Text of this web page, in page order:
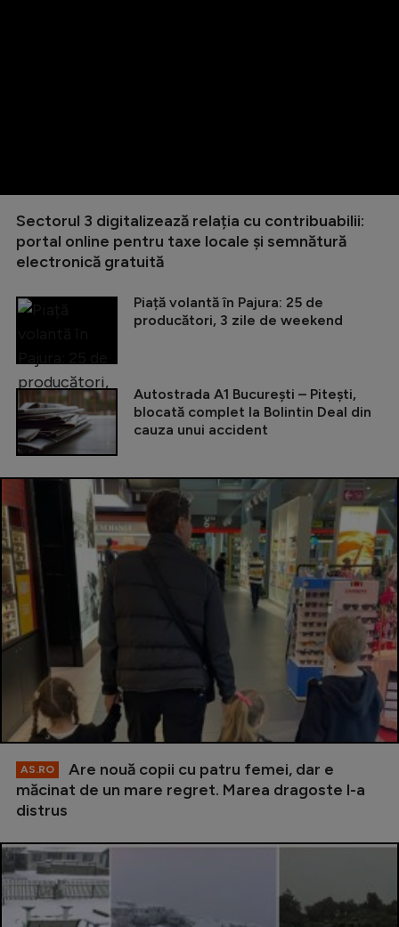
Sectorul 3 digitalizează relația cu contribuabilii:
portal online pentru taxe locale și semnătură
electronică gratuită
Piață volantă în Pajura: 25 de
producători, 3 zile de weekend
Autostrada A1 București – Pitești,
blocată complet la Bolintin Deal din
cauza unui accident
AS.RO
Are nouă copii cu patru femei, dar e
măcinat de un mare regret. Marea dragoste l-a
distrus